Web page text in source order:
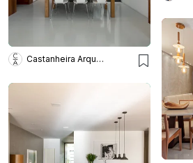
Castanheira Arquitetura